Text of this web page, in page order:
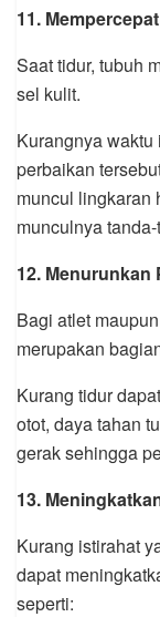
11.
Saat tidur, tubuh
sel kulit.
Kurangnya
perbaikan
muncul lingkaran
munculnya
12. Menurunkan
Bagi atlet
merupakan
Kurang tidur
otot, daya tahan
gerak sehingga
13.
Kurang istirahat
dapat
seperti: